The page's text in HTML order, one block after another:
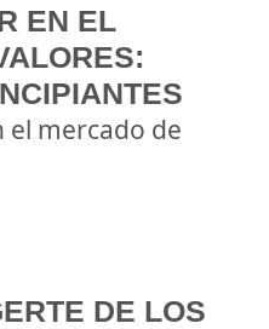
EN EL
mercado de
DE LOS